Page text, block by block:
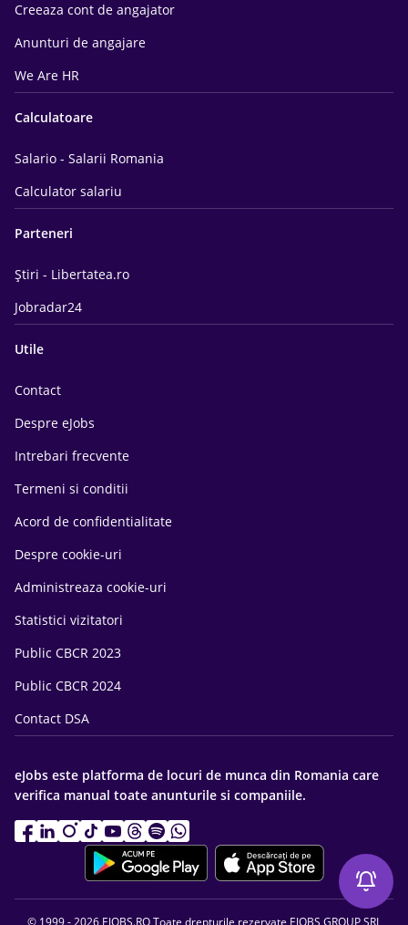
Creeaza cont de angajator
Anunturi de angajare
We Are HR
Calculatoare
Salario - Salarii Romania
Calculator salariu
Parteneri
Știri - Libertatea.ro
Jobradar24
Utile
Contact
Despre eJobs
Intrebari frecvente
Termeni si conditii
Acord de confidentialitate
Despre cookie-uri
Administreaza cookie-uri
Statistici vizitatori
Public CBCR 2023
Public CBCR 2024
Contact DSA
eJobs este platforma de locuri de munca din Romania care
verifica manual toate anunturile si companiile.
© 1999 - 2026 EJOBS.RO Toate drepturile rezervate EJOBS GROUP SRL